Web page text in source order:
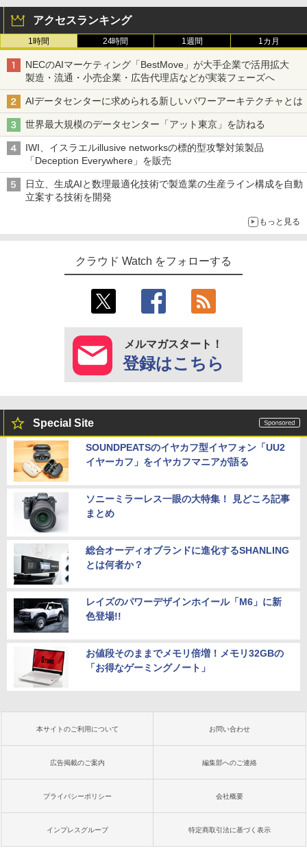
アクセスランキング
1時間 24時間 1週間 1カ月
NECのAIマーケティング「BestMove」が大手企業で活用拡大
製造・流通・小売企業・広告代理店などが実装フェーズへ
AIデータセンターに求められる新しいパワーアーキテクチャとは
世界最大規模のデータセンター「アット東京」を訪ねる
IWI、イスラエルillusive networksの標的型攻撃対策製品
「Deception Everywhere」を販売
日立、生成AIと数理最適化技術で製造業の生産ライン構成を自動
立案する技術を開発
もっと見る
クラウド Watch をフォローする
メルマガスタート！
登録はこちら
Special Site
SOUNDPEATSのイヤカフ型イヤフォン「UU2
イヤーカフ」をイヤカフマニアが語る
ソニーミラーレス一眼の大特集！ 見どころ記事
まとめ
総合オーディオブランドに進化するSHANLING
とは何者か？
レイズのパワーデザインホイール「M6」に新
色登場!!
お値段そのままでメモリ倍増！メモリ32GBの
「お得なゲーミングノート」
本サイトのご利用について お問い合わせ
広告掲載のご案内 編集部へのご連絡
プライバシーポリシー 会社概要
インプレスグループ 特定商取引法に基づく表示